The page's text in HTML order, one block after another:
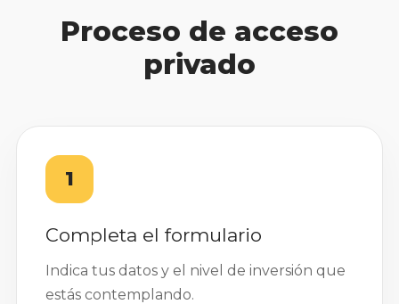
Proceso de acceso
privado
1
Completa el formulario
Indica tus datos y el nivel de inversión que
estás contemplando.